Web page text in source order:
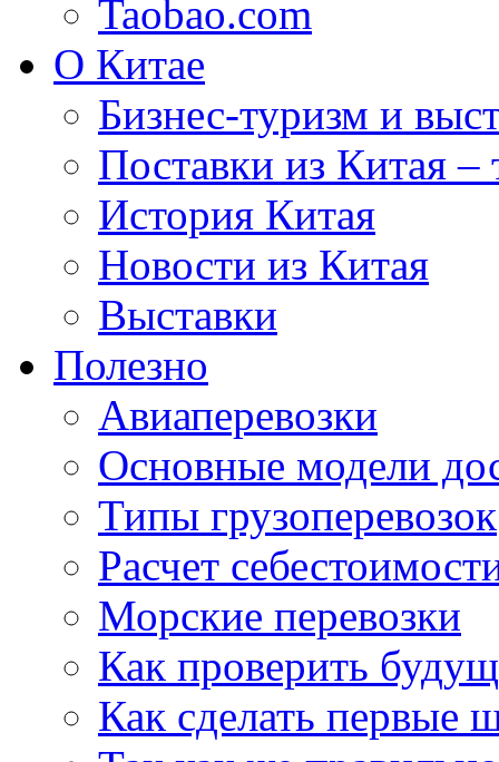
Taobao.com
О Китае
Бизнес-туризм и
Поставки из Китая
История Китая
Новости из Китая
Выставки
Полезно
Авиаперевозки
Основные модели
Типы грузоперевозок
Расчет
Морские перевозки
Как проверить
Как сделать первые